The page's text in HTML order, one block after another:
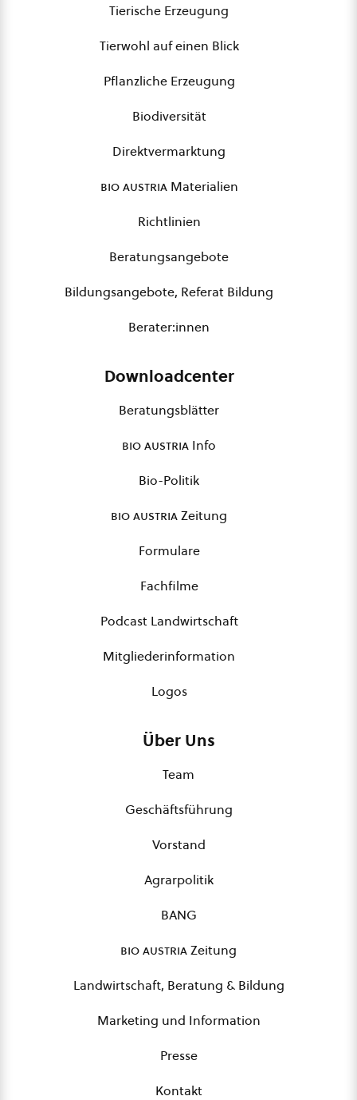
Tierische Erzeugung
Tierwohl auf einen Blick
Pflanzliche Erzeugung
Biodiversität
Direktvermarktung
bio austriaMaterialien
Richtlinien
Beratungsangebote
Bildungsangebote, Referat Bildung
Berater:innen
Downloadcenter
Beratungsblätter
bio austria Info
Bio-Politik
bio austriaZeitung
Formulare
Fachfilme
Podcast Landwirtschaft
Mitgliederinformation
Logos
Über Uns
Team
Geschäftsführung
Vorstand
Agrarpolitik
BANG
bio austriaZeitung
Landwirtschaft, Beratung & Bildung
Marketing und Information
Presse
Kontakt